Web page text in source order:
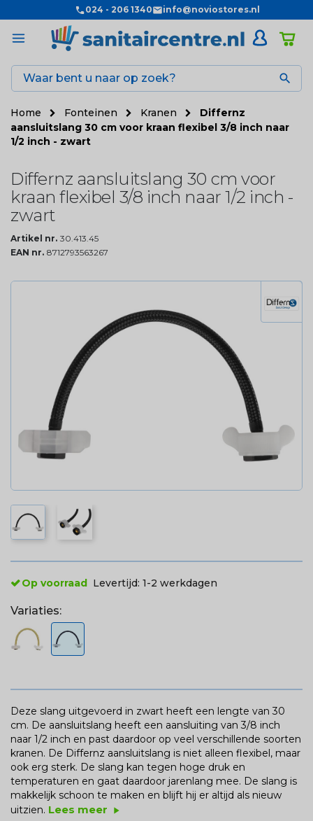
024 - 206 1340 info@noviostores.nl

Home Fonteinen Kranen
Differnz
aansluitslang 30 cm voor kraan flexibel 3/8 inch naar
1/2 inch - zwart
Differnz aansluitslang 30 cm voor
kraan flexibel 3/8 inch naar 1/2 inch -
zwart
Artikel nr. 30.413.45
EAN nr. 8712793563267
Op voorraad Levertijd: 1-2 werkdagen
Variaties:
Deze slang uitgevoerd in zwart heeft een lengte van 30
cm. De aansluitslang heeft een aansluiting van 3/8 inch
naar 1/2 inch en past daardoor op veel verschillende soorten
kranen. De Differnz aansluitslang is niet alleen flexibel, maar
ook erg sterk. De slang kan tegen hoge druk en
temperaturen en gaat daardoor jarenlang mee. De slang is
makkelijk schoon te maken en blijft hij er altijd als nieuw
uitzien. Lees meer play_arrow